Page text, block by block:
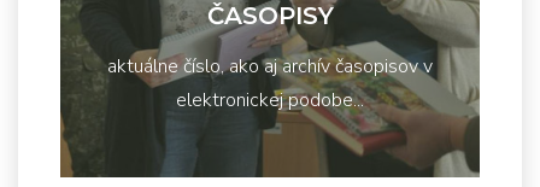
ČASOPISY
aktuálne číslo, ako aj archív časopisov v
elektronickej podobe...